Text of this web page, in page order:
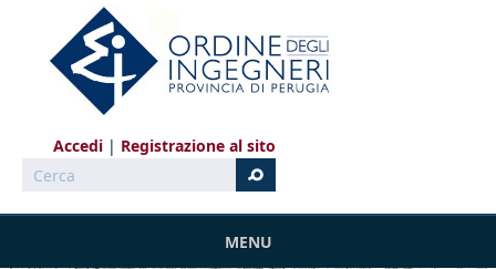
Salta al contenuto principale
Accedi
Registrazione al sito
Cerca
MENU